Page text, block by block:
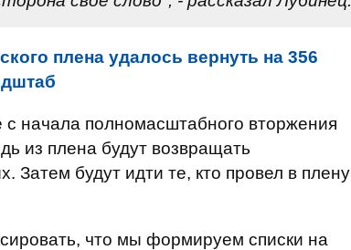
плена удалось вернуть на 356
начала полномасштабного вторжения
из плена будут возвращать
будут идти те, кто провел в плену
что мы формируем списки на